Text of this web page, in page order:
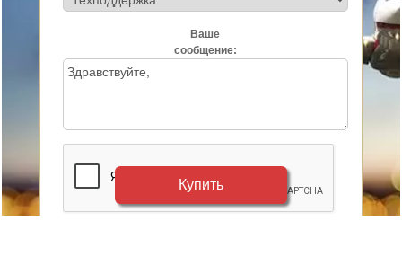
Купить
Ваше
сообщение: